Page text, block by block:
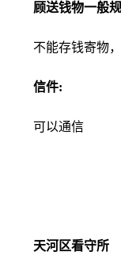
顾送钱物一般规
不能存钱寄物
信件:
可以通信
天河区看守所